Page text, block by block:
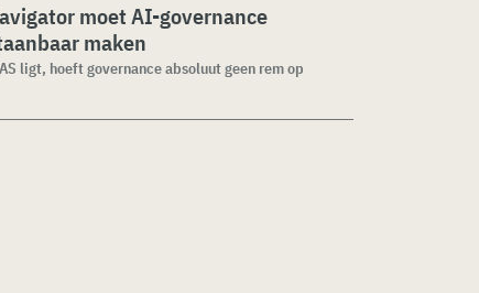
moet AI-governance
maken
ligt, hoeft governance absoluut geen rem op